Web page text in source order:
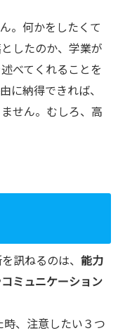
。何かをしたくて
したのか、学業が
べてくれることを
に納得できれば、
せん。むしろ、高
訊ねるのは、 能力
ミュニケーション
時、注意したい３つ